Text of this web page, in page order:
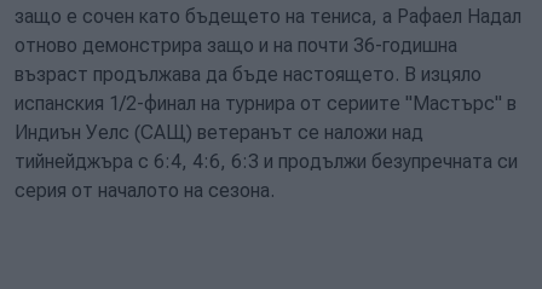
защо е сочен като бъдещето на тениса, а Рафаел Надал
отново демонстрира защо и на почти 36-годишна
възраст продължава да бъде настоящето. В изцяло
испанския 1/2-финал на турнира от сериите "Мастърс" в
Индиън Уелс (САЩ) ветеранът се наложи над
тийнейджъра с 6:4, 4:6, 6:3 и продължи безупречната си
серия от началото на сезона.